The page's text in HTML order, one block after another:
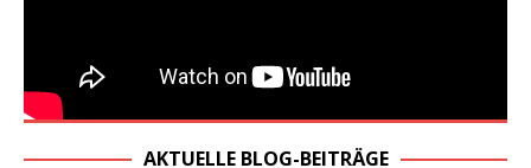
AKTUELLE BLOG-BEITRÄGE